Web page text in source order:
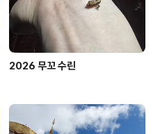
2026 무꼬 수린